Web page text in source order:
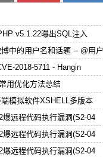
PHP CVE-2018-5711 - Han
v5.1.22曝出SQL注入
博中的用户名和话题 -- @用户
2018-5711 - Hangin
用优化方法总结
模拟软件XSHELL多版本
爆远程代码执行漏洞(S2-04
爆远程代码执行漏洞(S2-04
爆远程代码执行漏洞(S2-04